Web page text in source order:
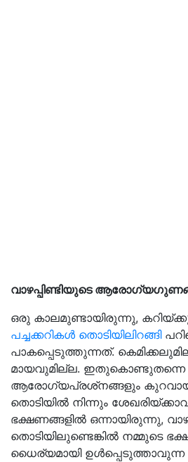
വാഴപ്പിണ്ടിയുടെ
ഒരു കാലമുണ്ടായിരുന്നു,
പച്ചക്കറികള്‍ തൊടിയിലിറങ്ങി
പാകപ്പെടുത്തുന്നത്.
മായവുമില്ല.
ആരോഗ്യപ്രശ്‌നങ്ങളും
തൊടിയില്‍ നിന്നും
ഭക്ഷണങ്ങളില്‍ ഒന്നായിരുന്നു,
തൊടിയിലുണ്ടെങ്കില്‍ നമ്മുടെ
ധൈര്യമായി ഉള്‍പ്പെടുത്താവുന്ന